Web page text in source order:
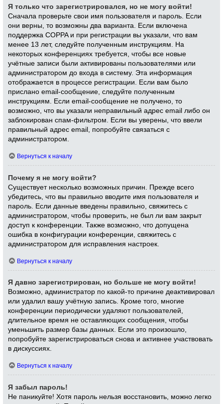
Я только что зарегистрировался, но не могу войти!
Сначала проверьте свои имя пользователя и пароль. Если
они верны, то возможны два варианта. Если включена
поддержка COPPA и при регистрации вы указали, что вам
менее 13 лет, следуйте полученным инструкциям. На
некоторых конференциях требуется, чтобы все новые
учётные записи были активированы пользователями или
администратором до входа в систему. Эта информация
отображается в процессе регистрации. Если вам было
прислано email-сообщение, следуйте полученным
инструкциям. Если email-сообщение не получено, то
возможно, что вы указали неправильный адрес email либо он
заблокирован спам-фильтром. Если вы уверены, что ввели
правильный адрес email, попробуйте связаться с
администратором.
Вернуться к началу
Почему я не могу войти?
Существует несколько возможных причин. Прежде всего
убедитесь, что вы правильно вводите имя пользователя и
пароль. Если данные введены правильно, свяжитесь с
администратором, чтобы проверить, не был ли вам закрыт
доступ к конференции. Также возможно, что допущена
ошибка в конфигурации конференции, свяжитесь с
администратором для исправления настроек.
Вернуться к началу
Я давно зарегистрирован, но больше не могу войти!
Возможно, администратор по какой-то причине деактивировал
или удалил вашу учётную запись. Кроме того, многие
конференции периодически удаляют пользователей,
длительное время не оставляющих сообщения, чтобы
уменьшить размер базы данных. Если это произошло,
попробуйте зарегистрироваться снова и активнее участвовать
в дискуссиях.
Вернуться к началу
Я забыл пароль!
Не паникуйте! Хотя пароль нельзя восстановить, можно легко